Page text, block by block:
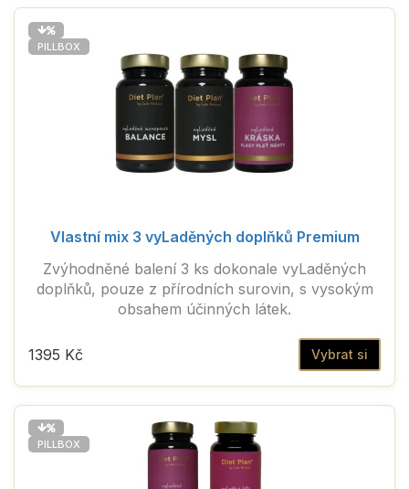
PILLBOX
Vlastní mix 3 vyLaděných doplňků Premium
Zvýhodněné balení 3 ks dokonale vyLaděných
doplňků, pouze z přírodních surovin, s vysokým
obsahem účinných látek.
Vybrat si
1395 Kč
PILLBOX